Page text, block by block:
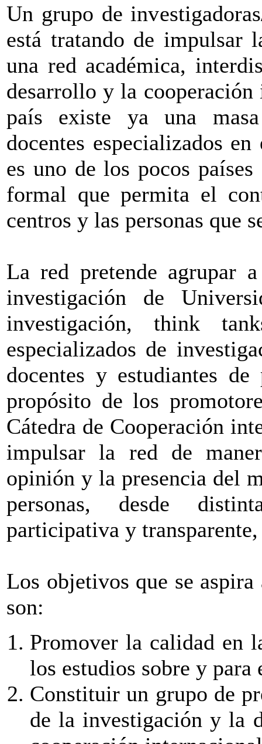
Un grupo de
está tratando de impulsar
una red académica,
desarrollo y la
país existe ya una
docentes especializados
es uno de los pocos
formal que permita el
centros y las personas que
La red pretende agrupar
investigación de
investigación, think
especializados de
docentes y estudiantes
propósito de los
Cátedra de Cooperación
impulsar la red de
opinión y la presencia del
personas, desde
participativa y
Los objetivos que se
son:
Promover la calidad en
los estudios sobre y para
Constituir un grupo de
de la investigación y la